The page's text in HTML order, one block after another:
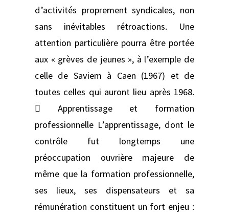
d’activités proprement syndicales, non
sans inévitables rétroactions. Une
attention particulière pourra être portée
aux « grèves de jeunes », à l’exemple de
celle de Saviem à Caen (1967) et de
toutes celles qui auront lieu après 1968.
 Apprentissage et formation
professionnelle L’apprentissage, dont le
contrôle fut longtemps une
préoccupation ouvrière majeure de
même que la formation professionnelle,
ses lieux, ses dispensateurs et sa
rémunération constituent un fort enjeu :